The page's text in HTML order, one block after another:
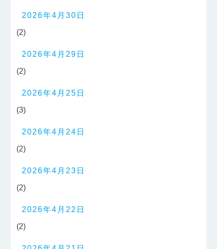
2026年4月30日
(2)
2026年4月29日
(2)
2026年4月25日
(3)
2026年4月24日
(2)
2026年4月23日
(2)
2026年4月22日
(2)